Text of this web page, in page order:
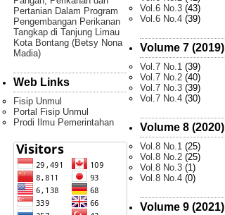
Pertanian Dalam Program
Pengembangan Perikanan
Tangkap di Tanjung Limau
Kota Bontang (Betsy Nona
Madia)
Web Links
Fisip Unmul
Portal Fisip Unmul
Prodi Ilmu Pemerintahan
Vol.6 No.3 (43)
Vol.6 No.4 (39)
Volume 7 (2019)
Vol.7 No.1 (39)
Vol.7 No.2 (40)
Vol.7 No.3 (39)
Vol.7 No.4 (30)
Volume 8 (2020)
Vol.8 No.1 (25)
Vol.8 No.2 (25)
Vol.8 No.3 (1)
Vol.8 No.4 (0)
Volume 9 (2021)